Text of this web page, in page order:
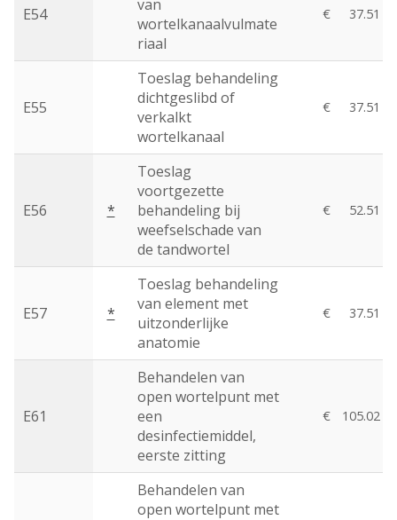
E54
van
wortelkanaalvulmate
riaal
€ 37.51
E55
Toeslag behandeling
dichtgeslibd of
verkalkt
wortelkanaal
€ 37.51
E56 *
Toeslag
voortgezette
behandeling bij
weefselschade van
de tandwortel
€ 52.51
E57 *
Toeslag behandeling
van element met
uitzonderlijke
anatomie
€ 37.51
E61
Behandelen van
open wortelpunt met
een
desinfectiemiddel,
eerste zitting
€ 105.02
Behandelen van
open wortelpunt met